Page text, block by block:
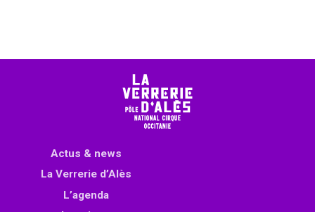
Actus & news
La Verrerie d’Alès
L’agenda